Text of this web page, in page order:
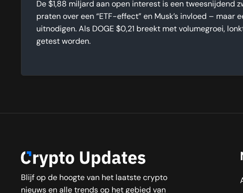
De $1,88 miljard aan open interest is een tweesnijdend
praten over een “ETF-effect” en Musk’s invloed –
uitnodigen. Als DOGE $0,21 breekt met volumegroei,
getest worden.
Blijf op de hoogte van het laatste crypto
nieuws en alle trends op het gebied van